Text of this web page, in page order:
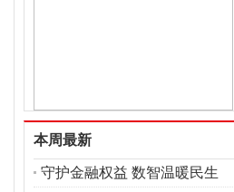
本周最新
守护金融权益 数智温暖民生